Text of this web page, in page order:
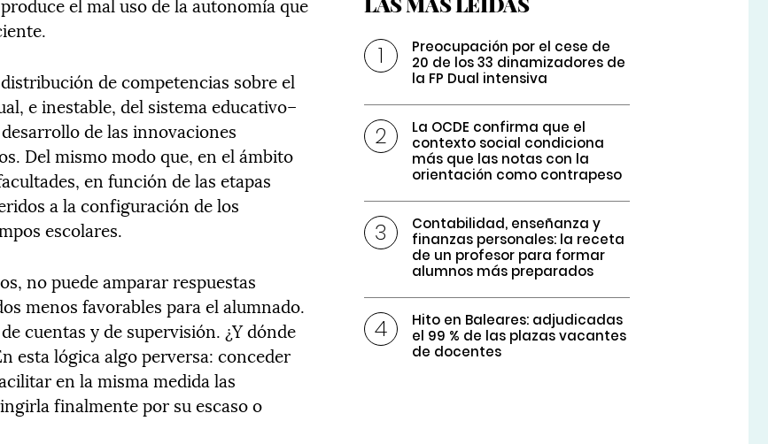
de competencias sobre el
e inestable, del sistema educativo–
de las innovaciones
Del mismo modo que, en el ámbito
en función de las etapas
a la configuración de los
escolares.
no puede amparar respuestas
menos favorables para el alumnado.
cuentas y de supervisión. ¿Y dónde
esta lógica algo perversa: conceder
en la misma medida las
finalmente por su escaso o
Preocupación por el cese de
20 de los 33 dinamizadores de
la FP Dual intensiva
La OCDE confirma que el
contexto social condiciona
más que las notas con la
orientación como contrapeso
Contabilidad, enseñanza y
finanzas personales: la receta
de un profesor para formar
alumnos más preparados
Hito en Baleares: adjudicadas
el 99 % de las plazas vacantes
de docentes